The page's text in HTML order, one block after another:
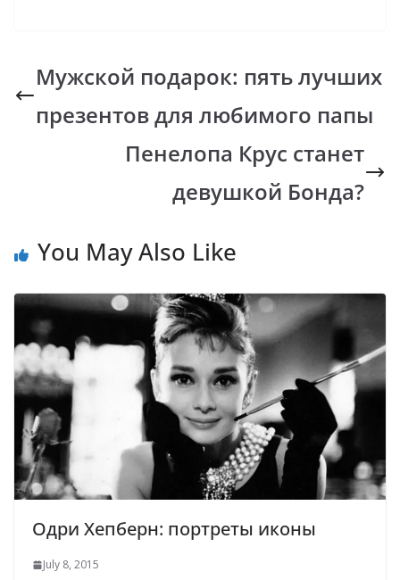
b
o
o
s
A
p
y
Li
n
k
gr
a
m
Мужской подарок: пять лучших
презентов для любимого папы
Пенелопа Крус станет
девушкой Бонда?
You May Also Like
Одри Хепберн: портреты иконы
July 8, 2015